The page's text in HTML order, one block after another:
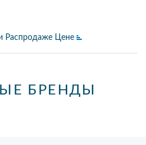
Распродаже Цене
БРЕНДЫ